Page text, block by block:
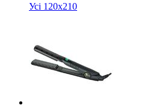
Усі 120х210